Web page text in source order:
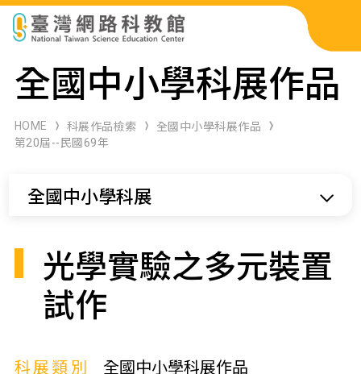
科展作品檢索
科學研習月刊
全國中小學科展作品
HOME 科展作品檢索
全國中小學科展作品
第20屆--民國69年
全國中小學科展
光學實驗之多元裝置
試作
科展類別
全國中小學科展作品